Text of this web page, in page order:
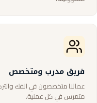
فريق مدرب ومتخصص
عمالنا متخصصون في الفك
متمرس في كل عملية.